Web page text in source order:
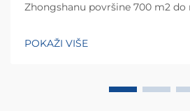
Zhongshanu površine 700 m2 do
zemalja. Otkrijte njihova
tehtanjezažali globalnu
POKAŽI VIŠE